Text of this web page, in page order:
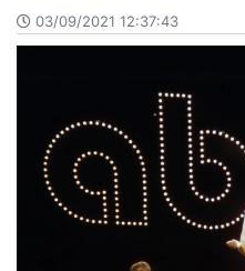
03/09/2021 12:37:43